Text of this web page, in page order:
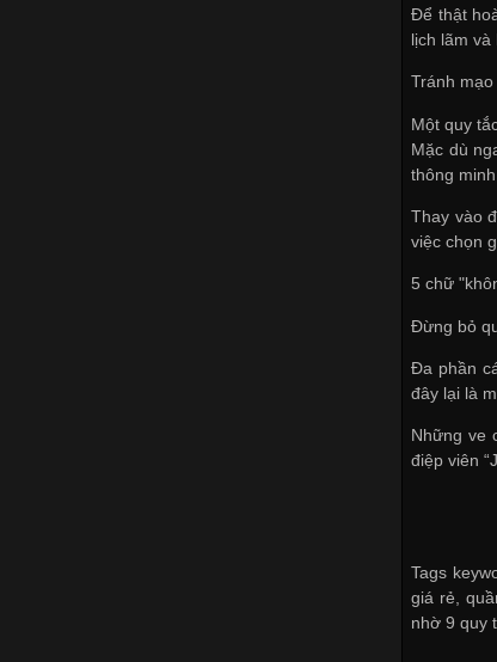
Để thật
lịch lãm và
Tránh
Một quy
Mặc dù
thông
Thay vào
việc chọn
5 chữ
Đừng bỏ
Đa phần
đây lại là
Những ve
điệp viên
Tags
giá rẻ,
nhờ 9 quy